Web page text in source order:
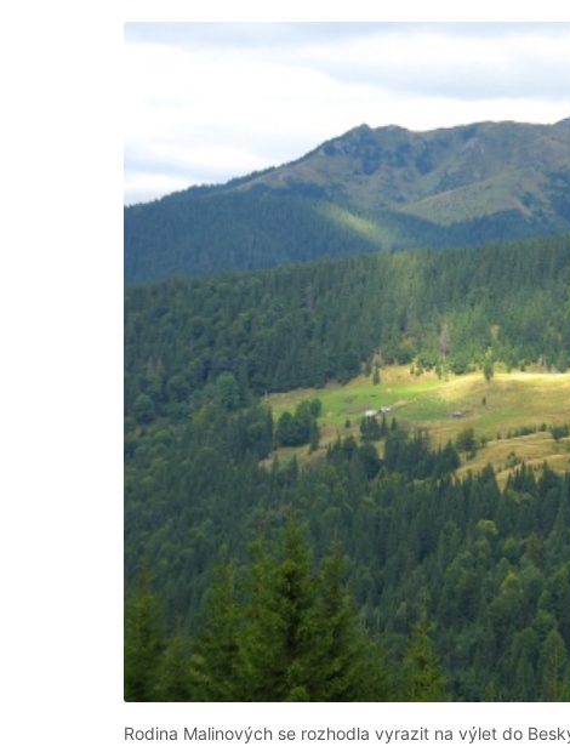
Rodina Malinových se rozhodla vyrazit na výlet do